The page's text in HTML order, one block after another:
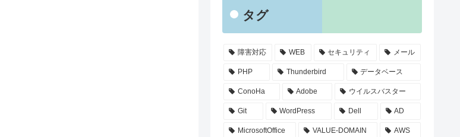
タグ
障害対応 WEB セキュリティ メール
PHP Thunderbird データベース
ConoHa Adobe ウイルスバスター
Git WordPress Dell AD
MicrosoftOffice VALUE-DOMAIN AWS